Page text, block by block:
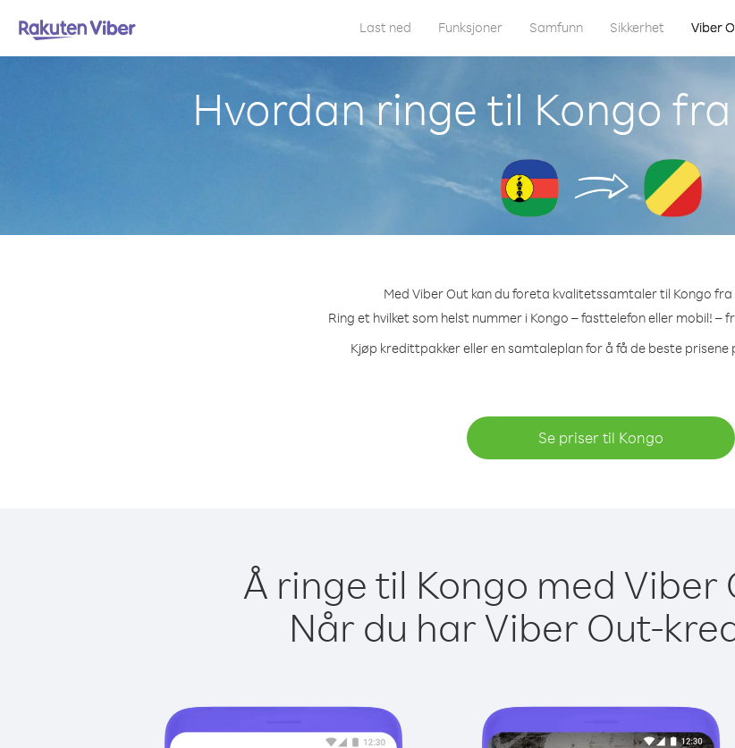
Last ned Funksjoner Samfunn Sikkerhet Viber
Hvordan ringe til Kongo
Med Viber Out kan du foreta kvalitetssamtaler til Kongo fra
Ring et hvilket som helst nummer i Kongo – fasttelefon eller mobil! –
Kjøp kredittpakker eller en samtaleplan for å få de beste prisene
Se priser til Kongo
Å ringe til Kongo med Viber
Når du har Viber Out-